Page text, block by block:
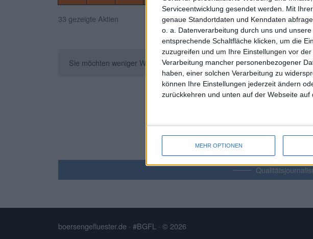
Serviceentwicklung gesendet werden.
Mit
genaue Standortdaten und Kenndaten
o. a. Datenverarbeitung durch uns und
entsprechende Schaltfläche klicken, um die
zuzugreifen und um Ihre Einstellungen vor
Verarbeitung mancher personenbezogener
haben, einer solchen Verarbeitung zu
können Ihre Einstellungen jederzeit ändern
zurückkehren und unten auf der Webseite auf
MEHR OPTIONEN
33 gezeigte Aktien
Sie möchten weniger Werbung sehen? Registrieren Sie sich einfach für
boersengefluester.de · #BGFL · © 2026